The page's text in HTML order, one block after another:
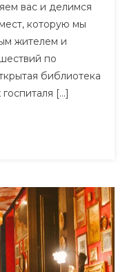
вас и делимся
которую мы
жителем и
по
библиотека
[…]